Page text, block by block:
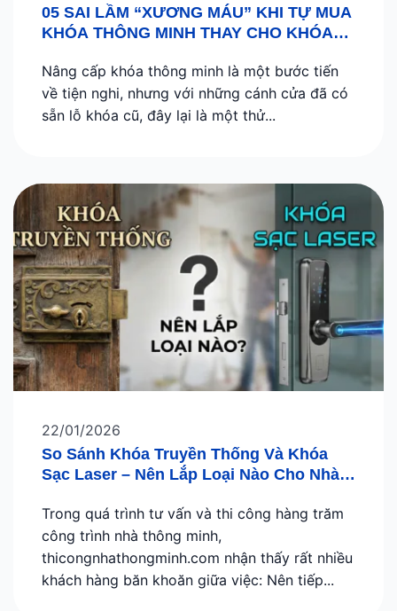
05 SAI LẦM “XƯƠNG MÁU” KHI TỰ MUA
KHÓA THÔNG MINH THAY CHO KHÓA
Nâng cấp khóa thông minh là một bước tiến
về tiện nghi, nhưng với những cánh cửa đã có
sẵn lỗ khóa cũ, đây lại là một thử...
So Sánh Khóa Truyền Thống Và Khóa
Sạc Laser – Nên Lắp Loại Nào Cho Nhà
22/01/2026
Trong quá trình tư vấn và thi công hàng trăm
công trình nhà thông minh,
thicongnhathongminh.com nhận thấy rất nhiều
khách hàng băn khoăn giữa việc: Nên tiếp...